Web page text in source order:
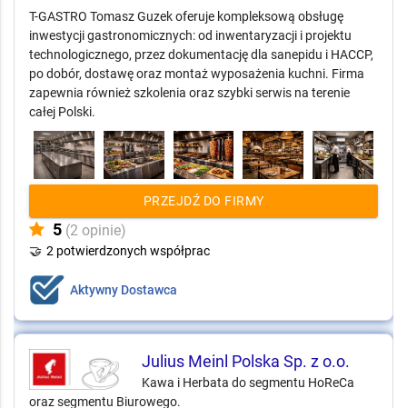
T-GASTRO Tomasz Guzek oferuje kompleksową obsługę
inwestycji gastronomicznych: od inwentaryzacji i projektu
technologicznego, przez dokumentację dla sanepidu i HACCP,
po dobór, dostawę oraz montaż wyposażenia kuchni. Firma
zapewnia również szkolenia oraz szybki serwis na terenie
całej Polski.
PRZEJDŹ DO FIRMY
5 (2 opinie)
🤝 2 potwierdzonych współprac
Aktywny Dostawca
Julius Meinl Polska Sp. z o.o.
Kawa i Herbata do segmentu HoReCa
oraz segmentu Biurowego.